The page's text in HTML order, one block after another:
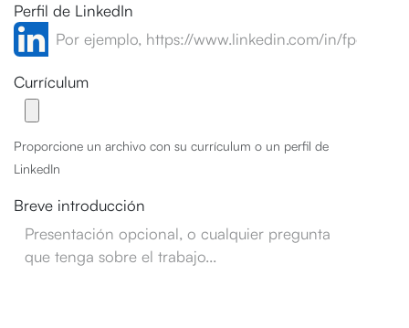
Perfil de LinkedIn
Currículum
Proporcione un archivo con su currículum o un perfil de
LinkedIn
Breve introducción